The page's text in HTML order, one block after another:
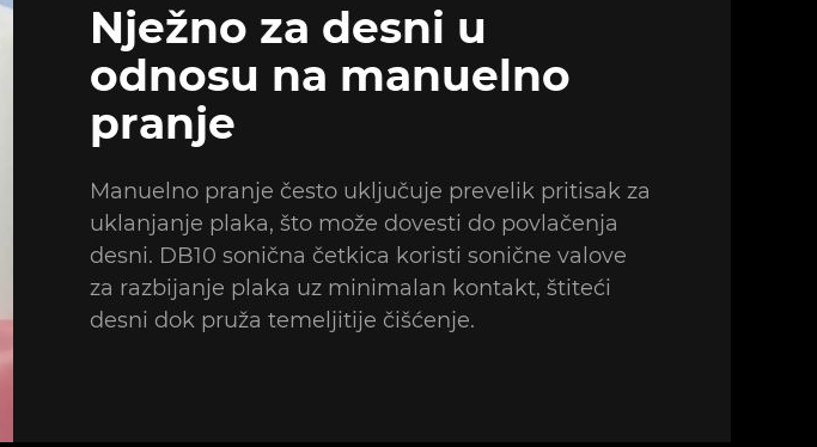
Nježno za desni u
odnosu na manuelno
pranje
Manuelno pranje često uključuje prevelik pritisak za
uklanjanje plaka, što može dovesti do povlačenja
desni. DB10 sonična četkica koristi sonične valove
za razbijanje plaka uz minimalan kontakt, štiteći
desni dok pruža temeljitije čišćenje.